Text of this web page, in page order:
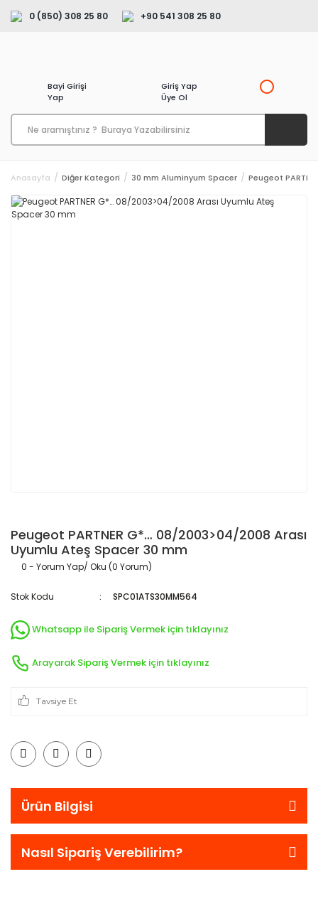
0 (850) 308 25 80 +90 541 308 25 80
Bayi Girişi
Yap
Giriş Yap
Üye Ol
Anasayfa Diğer Kategori 30 mm Aluminyum Spacer Peugeot
Peugeot PARTNER G*… 08/2003>04/2008 Arası
Uyumlu Ateş Spacer 30 mm
0 - Yorum Yap/ Oku (0 Yorum)
Stok Kodu SPC01ATS30MM564
Whatsapp ile Sipariş Vermek için tıklayınız
Arayarak Sipariş Vermek için tıklayınız
Tavsiye Et
Ürün Bilgisi
Nasıl Sipariş Verebilirim?